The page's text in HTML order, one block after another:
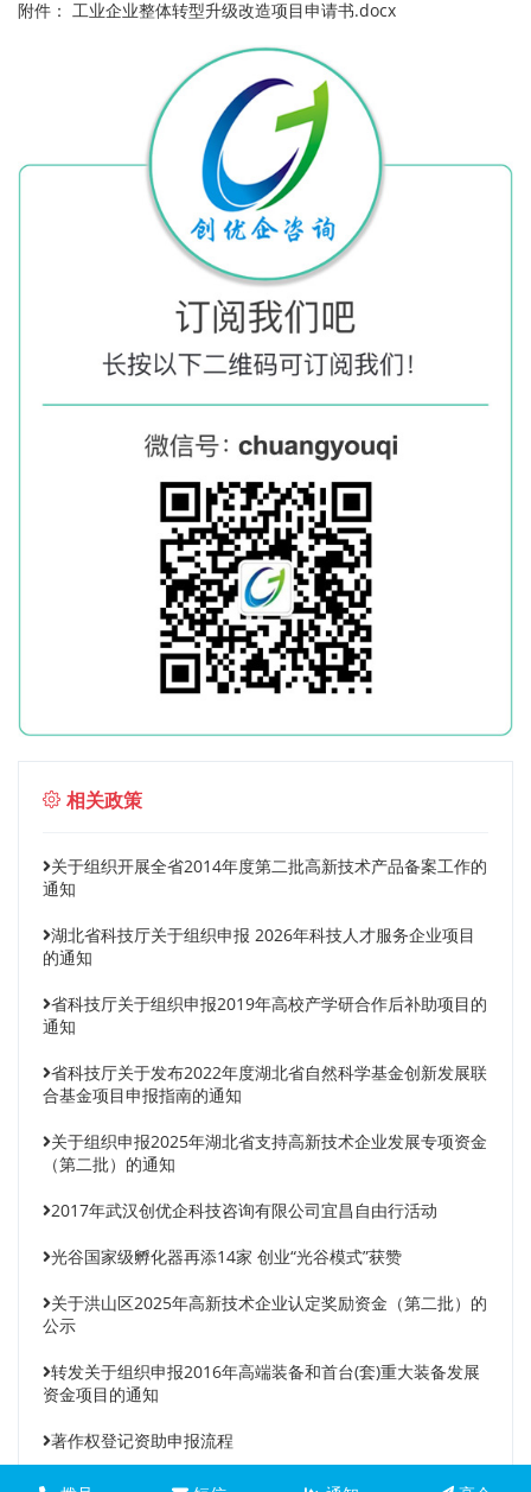
附件： 工业企业整体转型升级改造项目申请书.docx
相关政策
关于组织开展全省2014年度第二批高新技术产品备案工作的
通知
湖北省科技厅关于组织申报 2026年科技人才服务企业项目
的通知
省科技厅关于组织申报2019年高校产学研合作后补助项目的
通知
省科技厅关于发布2022年度湖北省自然科学基金创新发展联
合基金项目申报指南的通知
关于组织申报2025年湖北省支持高新技术企业发展专项资金
（第二批）的通知
2017年武汉创优企科技咨询有限公司宜昌自由行活动
光谷国家级孵化器再添14家 创业“光谷模式”获赞
关于洪山区2025年高新技术企业认定奖励资金（第二批）的
公示
转发关于组织申报2016年高端装备和首台(套)重大装备发展
资金项目的通知
著作权登记资助申报流程